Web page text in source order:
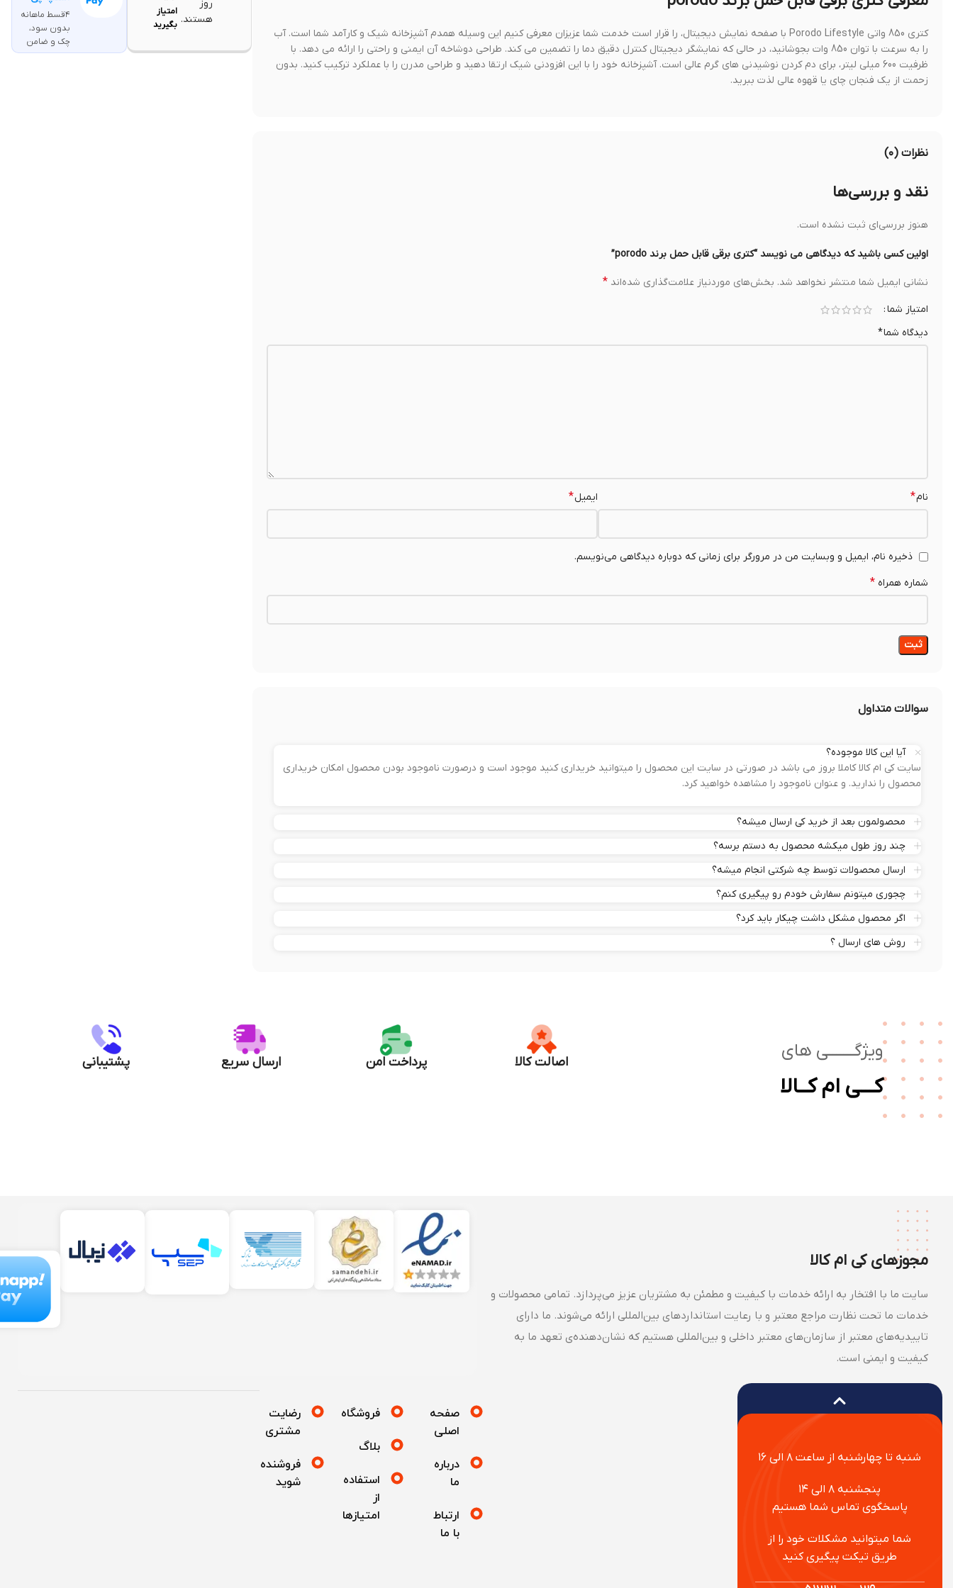
کتری 850 واتی Porodo Lifestyle با صفحه نمایش دیجیتال، را قرار است خدمت شما عزیزان معرفی کنیم این وسیله همدم آشپزخانه شیک و کارآمد شما است. آب
را به سرعت با توان 850 وات بجوشانید، در حالی که نمایشگر دیجیتال کنترل دقیق دما را تضمین می کند. طراحی دوشاخه آن ایمنی و راحتی را ارائه می دهد. با
ظرفیت 600 میلی لیتر، برای دم کردن نوشیدنی های گرم عالی است. آشپزخانه خود را با این افزودنی شیک ارتقا دهید و طراحی مدرن را با عملکرد ترکیب کنید. بدون
زحمت از یک فنجان چای یا قهوه عالی لذت ببرید.
نظرات (۰)
نقد و بررسی‌ها
هنوز بررسی‌ای ثبت نشده است.
اولین کسی باشید که دیدگاهی می نویسد “کتری برقی قابل حمل برند porodo”
نشانی ایمیل شما منتشر نخواهد شد. بخش‌های موردنیاز علامت‌گذاری شده‌اند *
امتیاز شما
دیدگاه شما*
نام* ایمیل*
ذخیره نام، ایمیل و وبسایت من در مرورگر برای زمانی که دوباره دیدگاهی می‌نویسم.
شماره همراه *
سوالات متداول
آیا این کالا موجوده؟
سایت کی ام کالا کاملا بروز می باشد در صورتی در سایت این محصول را میتوانید خریداری کنید موجود است و درصورت ناموجود بودن محصول امکان خریداری
محصول را ندارید. و عنوان ناموجود را مشاهده خواهید کرد.
محصولمون بعد از خرید کی ارسال میشه؟
چند روز طول میکشه محصول به دستم برسه؟
ارسال محصولات توسط چه شرکتی انجام میشه؟
چجوری میتونم سفارش خودم رو پیگیری کنم؟
اگر محصول مشکل داشت چیکار باید کرد؟
روش های ارسال ؟
روز
هستند.
امتیاز
بگیرید
۴قسط ماهانه
بدون سود،
چک و ضامن
ویژگـــــــی های
کـــی ام کــالا
اصالت کالا پرداخت امن ارسال سریع پشتیبانی
مجوزهای کی ام کالا
سایت ما با افتخار به ارائه خدمات با کیفیت و مطمئن به مشتریان عزیز می‌پردازد. تمامی محصولات و
خدمات ما تحت نظارت مراجع معتبر و با رعایت استانداردهای بین‌المللی ارائه می‌شوند. ما دارای
تاییدیه‌های معتبر از سازمان‌های معتبر داخلی و بین‌المللی هستیم که نشان‌دهنده‌ی تعهد ما به
کیفیت و ایمنی است.
شنبه تا چهارشنبه از ساعت ۸ الی ۱۶
پنجشنبه ۸ الی ۱۴
پاسخگوی تماس شما هستیم
شما میتوانید مشکلات خود را از
طریق تیکت پیگیری کنید
صفحه
اصلی
درباره
ما
ارتباط
با ما
فروشگاه
بلاگ
استفاده
از
امتیازها
رضایت
مشتری
فروشنده
شوید